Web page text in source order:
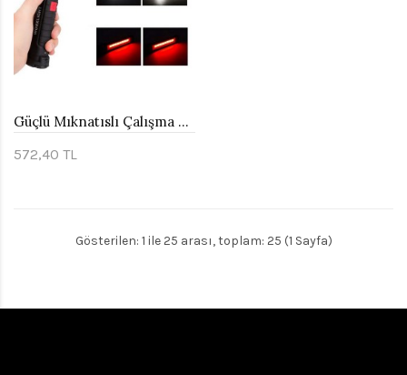
Güçlü Mıknatıslı Çalışma Lambası Watton Wt-295
572,40 TL
Gösterilen: 1 ile 25 arası, toplam: 25 (1 Sayfa)